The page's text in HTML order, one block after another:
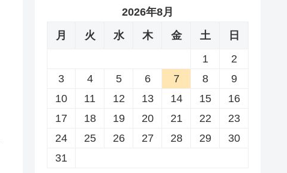
2026年8月
月
火 水 木 金 土
日
1
2
3
4 5 6 7 8
9
10
11 12 13 14 15
16
17
18 19 20 21 22
23
24
25 26 27 28 29
30
31